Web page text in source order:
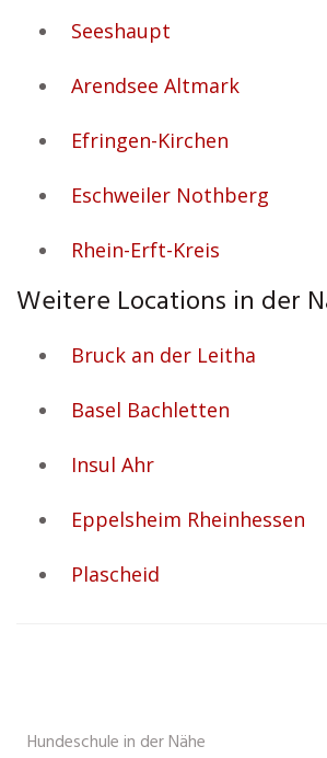
Seeshaupt
Arendsee Altmark
Efringen-Kirchen
Eschweiler Nothberg
Rhein-Erft-Kreis
Weitere Locations in der
Bruck an der Leitha
Basel Bachletten
Insul Ahr
Eppelsheim Rheinhessen
Plascheid
Hundeschule in der Nähe